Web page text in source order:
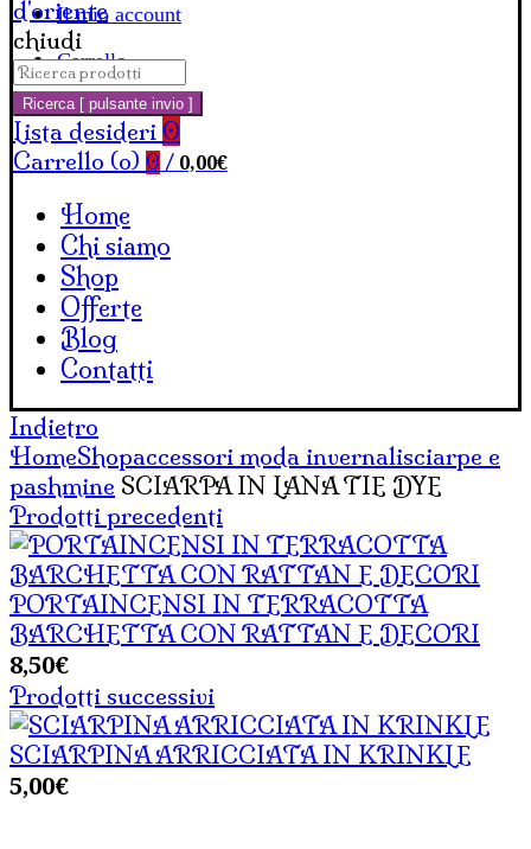
Il mio account
Carrello
chiudi
Cerca:
Ricerca [ pulsante invio ]
Lista desideri 0
Carrello (o) 0 / 0,00€
Home
Chi siamo
Shop
Offerte
Blog
Contatti
Indietro
HomeShopaccessori moda invernalisciarpe e
pashmine SCIARPA IN LANA TIE DYE
Prodotti precedenti
PORTAINCENSI IN TERRACOTTA
BARCHETTA CON RATTAN E DECORI
8,50€
Prodotti successivi
SCIARPINA ARRICCIATA IN KRINKLE
5,00€